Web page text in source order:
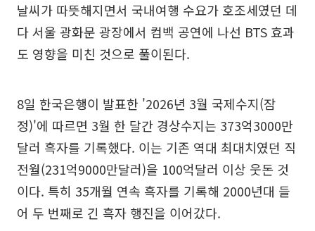
날씨가 따뜻해지면서 국내여행 수요가 호조세였던 데
다 서울 광화문 광장에서 컴백 공연에 나선 BTS 효과
도 영향을 미친 것으로 풀이된다.
8일 한국은행이 발표한 '2026년 3월 국제수지(잠
정)'에 따르면 3월 한 달간 경상수지는 373억3000만
달러 흑자를 기록했다. 이는 기존 역대 최대치였던 직
전월(231억9000만달러)을 100억달러 이상 웃돈 것
이다. 특히 35개월 연속 흑자를 기록해 2000년대 들
어 두 번째로 긴 흑자 행진을 이어갔다.